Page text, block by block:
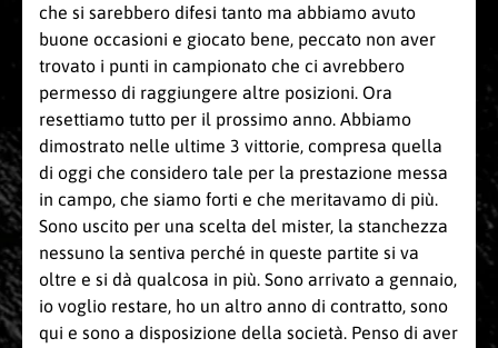
che si sarebbero difesi tanto ma abbiamo avuto
buone occasioni e giocato bene, peccato non aver
trovato i punti in campionato che ci avrebbero
permesso di raggiungere altre posizioni. Ora
resettiamo tutto per il prossimo anno. Abbiamo
dimostrato nelle ultime 3 vittorie, compresa quella
di oggi che considero tale per la prestazione messa
in campo, che siamo forti e che meritavamo di più.
Sono uscito per una scelta del mister, la stanchezza
nessuno la sentiva perché in queste partite si va
oltre e si dà qualcosa in più. Sono arrivato a gennaio,
io voglio restare, ho un altro anno di contratto, sono
qui e sono a disposizione della società. Penso di aver